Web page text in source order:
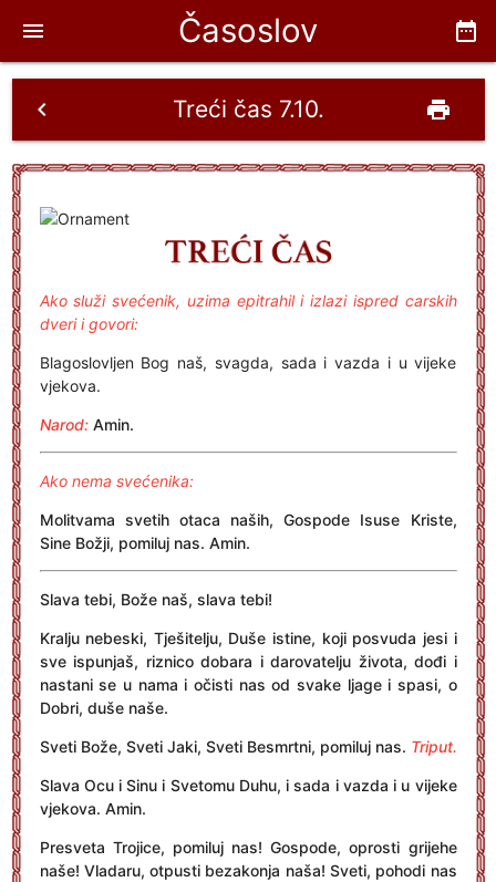
Časoslov date_range
menu
Treći čas 7.10.
chevron_left print
Ako služi svećenik, uzima epitrahil i izlazi ispred carskih
dveri i govori:
Blagoslovljen Bog naš, svagda, sada i vazda i u vijeke
vjekova.
Narod: Amin.
Ako nema svećenika:
Molitvama svetih otaca naših, Gospode Isuse Kriste,
Sine Božji, pomiluj nas. Amin.
Slava tebi, Bože naš, slava tebi!
Kralju nebeski, Tješitelju, Duše istine, koji posvuda jesi i
sve ispunjaš, riznico dobara i darovatelju života, dođi i
nastani se u nama i očisti nas od svake ljage i spasi, o
Dobri, duše naše.
Sveti Bože, Sveti Jaki, Sveti Besmrtni, pomiluj nas. Triput.
Slava Ocu i Sinu i Svetomu Duhu, i sada i vazda i u vijeke
vjekova. Amin.
Presveta Trojice, pomiluj nas! Gospode, oprosti grijehe
naše! Vladaru, otpusti bezakonja naša! Sveti, pohodi nas